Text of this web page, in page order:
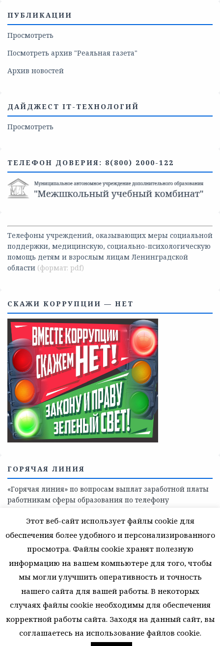
ПУБЛИКАЦИИ
Просмотреть
Посмотреть архив "Реальная газета"
Архив новостей
ДАЙДЖЕСТ IT-ТЕХНОЛОГИЙ
Просмотреть
ТЕЛЕФОН ДОВЕРИЯ: 8(800) 2000-122
Телефоны учреждений, оказывающих меры социальной
поддержки, медицинскую, социально-психологическую
помощь детям и взрослым лицам Ленинградской
области
СКАЖИ КОРРУПЦИИ — НЕТ
ГОРЯЧАЯ ЛИНИЯ
«Горячая линия» по вопросам выплат заработной платы
работникам сферы образования по телефону
© 2026 Муниципальное автономное учреждение
дополнительного образования. Все права защищены.
ВЕРНУТЬСЯ К НАЧАЛУ
Этот веб-сайт использует файлы cookie для
обеспечения более удобного и персонализированного
просмотра. Файлы cookie хранят полезную
информацию на вашем компьютере для того, чтобы
мы могли улучшить оперативность и точность
нашего сайта для вашей работы. В некоторых
случаях файлы cookie необходимы для обеспечения
корректной работы сайта. Заходя на данный сайт, вы
соглашаетесь на использование файлов cookie.
48 запросов. 3,891 секунд. 31.6218566894532 Мб